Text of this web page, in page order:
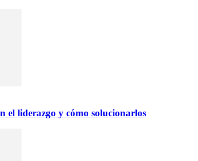
el liderazgo y cómo solucionarlos